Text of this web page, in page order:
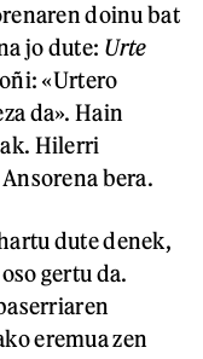
doinu bat
jo dute: Urte
«Urtero
da». Hain
Hilerri
bera.
dute denek,
gertu da.
eremua zen